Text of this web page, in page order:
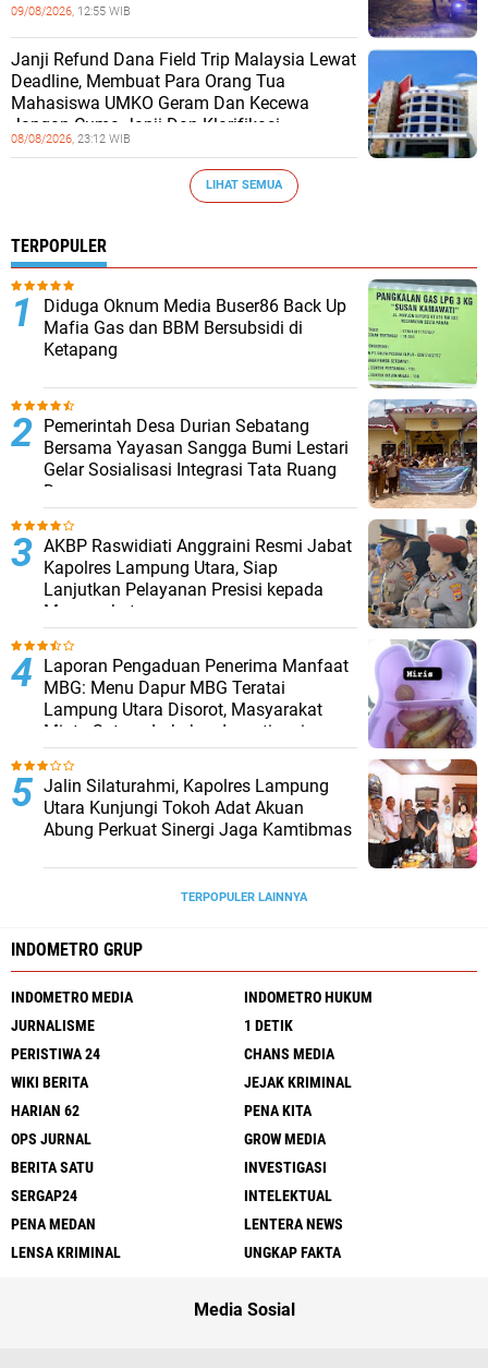
09/08/2026, 12:55 WIB
Janji Refund Dana Field Trip Malaysia Lewat
Deadline, Membuat Para Orang Tua
Mahasiswa UMKO Geram Dan Kecewa
Jangan Cuma Janji Dan Klarifikasi
08/08/2026, 23:12 WIB
LIHAT SEMUA
TERPOPULER
Diduga Oknum Media Buser86 Back Up
Mafia Gas dan BBM Bersubsidi di
Ketapang
Pemerintah Desa Durian Sebatang
Bersama Yayasan Sangga Bumi Lestari
Gelar Sosialisasi Integrasi Tata Ruang
Desa
AKBP Raswidiati Anggraini Resmi Jabat
Kapolres Lampung Utara, Siap
Lanjutkan Pelayanan Presisi kepada
Masyarakat
Laporan Pengaduan Penerima Manfaat
MBG: Menu Dapur MBG Teratai
Lampung Utara Disorot, Masyarakat
Minta Satgas Lakukan Investigasi
Jalin Silaturahmi, Kapolres Lampung
Utara Kunjungi Tokoh Adat Akuan
Abung Perkuat Sinergi Jaga Kamtibmas
TERPOPULER LAINNYA
INDOMETRO GRUP
INDOMETRO MEDIA
INDOMETRO HUKUM
JURNALISME
1 DETIK
PERISTIWA 24
CHANS MEDIA
WIKI BERITA
JEJAK KRIMINAL
HARIAN 62
PENA KITA
OPS JURNAL
GROW MEDIA
BERITA SATU
INVESTIGASI
SERGAP24
INTELEKTUAL
PENA MEDAN
LENTERA NEWS
LENSA KRIMINAL
UNGKAP FAKTA
Media Sosial